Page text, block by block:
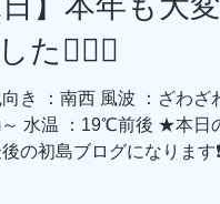
なりました！ ばちピン狙
す📸 コトヒメウミウシが
ングンよく伸びておりまし
た💁🏻‍♀️
き ：南西 風波 ：ざわざ
～ 水温 ：19℃前後 ★本日
の初島ブログになります